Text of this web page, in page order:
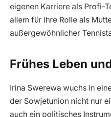
eigenen Karriere als Profi-
allem für ihre Rolle als
außergewöhnlicher
Frühes Leben
Irina Swerewa wuchs in
der Sowjetunion nicht nur
auch ein politisches